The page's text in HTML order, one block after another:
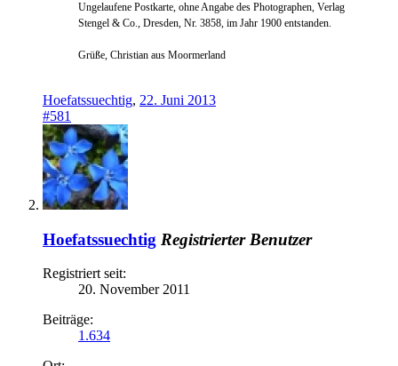
Ungelaufene Postkarte, ohne Angabe des Photographen, Verlag
Stengel & Co., Dresden, Nr. 3858, im Jahr 1900 entstanden.
Grüße, Christian aus Moormerland
Hoefatssuechtig, 22. Juni 2013
#581
Hoefatssuechtig Registrierter Benutzer
Registriert seit:
20. November 2011
Beiträge:
1.634